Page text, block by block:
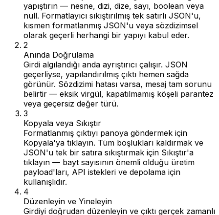
yapıştırın — nesne, dizi, dize, sayı, boolean veya
null. Formatlayıcı sıkıştırılmış tek satırlı JSON'u,
kısmen formatlanmış JSON'u veya sözdizimsel
olarak geçerli herhangi bir yapıyı kabul eder.
2
Anında Doğrulama
Girdi algılandığı anda ayrıştırıcı çalışır. JSON
geçerliyse, yapılandırılmış çıktı hemen sağda
görünür. Sözdizimi hatası varsa, mesaj tam sorunu
belirtir — eksik virgül, kapatılmamış köşeli parantez
veya geçersiz değer türü.
3
Kopyala veya Sıkıştır
Formatlanmış çıktıyı panoya göndermek için
Kopyala'ya tıklayın. Tüm boşlukları kaldırmak ve
JSON'u tek bir satıra sıkıştırmak için Sıkıştır'a
tıklayın — bayt sayısının önemli olduğu üretim
payload'ları, API istekleri ve depolama için
kullanışlıdır.
4
Düzenleyin ve Yineleyin
Girdiyi doğrudan düzenleyin ve çıktı gerçek zamanlı